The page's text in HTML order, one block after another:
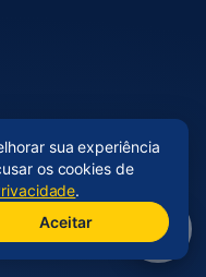
Analytics(abre em nova aba)
sua experiência
os cookies de
.
Aceitar